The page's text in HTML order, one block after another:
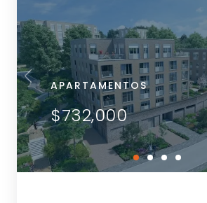
APARTAMENTOS
$732,000